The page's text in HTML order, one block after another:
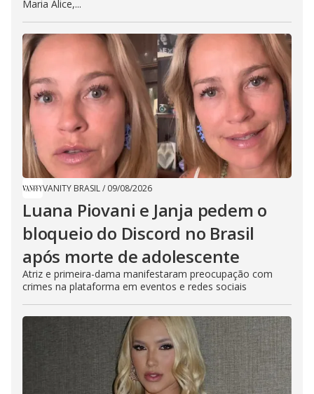
Maria Alice,...
VANITY BRASIL/ 09/08/2026
Luana Piovani e Janja pedem o
bloqueio do Discord no Brasil
após morte de adolescente
Atriz e primeira-dama manifestaram preocupação com
crimes na plataforma em eventos e redes sociais